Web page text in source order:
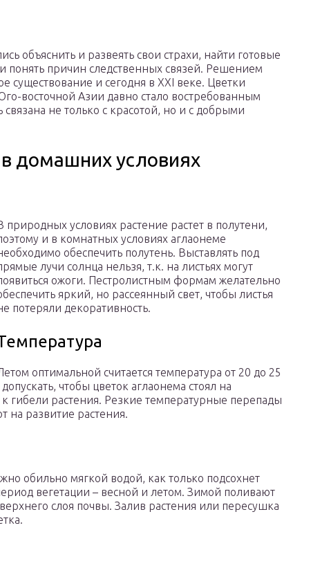
объяснить и развеять свои страхи, найти готовые
понять причин следственных связей. Решением
существование и сегодня в XXI веке. Цветки
восточной Азии давно стало востребованным
не только с красотой, но и с добрыми
домашних условиях
природных условиях растение растет в полутени,
и в комнатных условиях аглаонеме
обеспечить полутень. Выставлять под
лучи солнца нельзя, т.к. на листьях могут
ожоги. Пестролистным формам желательно
яркий, но рассеянный свет, чтобы листья
потеряли декоративность.
оптимальной считается температура от 20 до 25
чтобы цветок аглаонема стоял на
гибели растения. Резкие температурные перепады
на развитие растения.
обильно мягкой водой, как только подсохнет
вегетации – весной и летом. Зимой поливают
слоя почвы. Залив растения или пересушка